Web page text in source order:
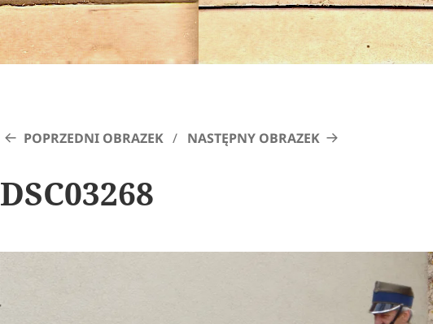
POPRZEDNI OBRAZEK NASTĘPNY OBRAZEK
DSC03268